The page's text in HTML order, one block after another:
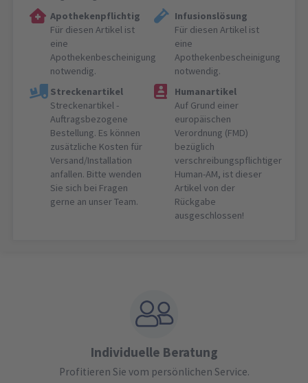
Apothekenpflichtig
Für diesen Artikel ist
eine
Apothekenbescheinigung
notwendig.
Infusionslösung
Für diesen Artikel ist
eine
Apothekenbescheinigung
notwendig.
Streckenartikel
Streckenartikel -
Auftragsbezogene
Bestellung. Es können
zusätzliche Kosten für
Versand/Installation
anfallen. Bitte wenden
Sie sich bei Fragen
gerne an unser Team.
Humanartikel
Auf Grund einer
europäischen
Verordnung (FMD)
bezüglich
verschreibungspflichtiger
Human-AM, ist dieser
Artikel von der
Rückgabe
ausgeschlossen!
Individuelle Beratung
Profitieren Sie vom persönlichen Service.